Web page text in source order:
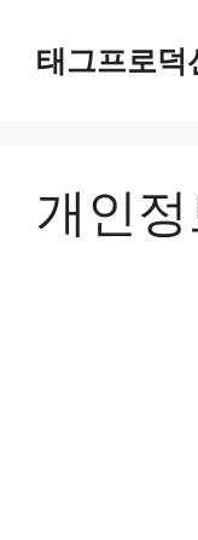
content태그프로덕
개인